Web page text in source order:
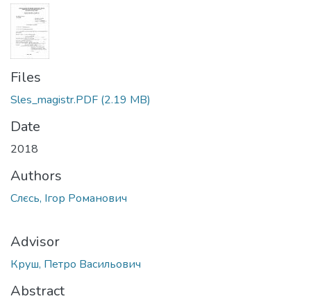
Files
Sles_magistr.PDF (2.19 MB)
Date
2018
Authors
Слєсь, Ігор Романович
Advisor
Круш, Петро Васильович
Abstract